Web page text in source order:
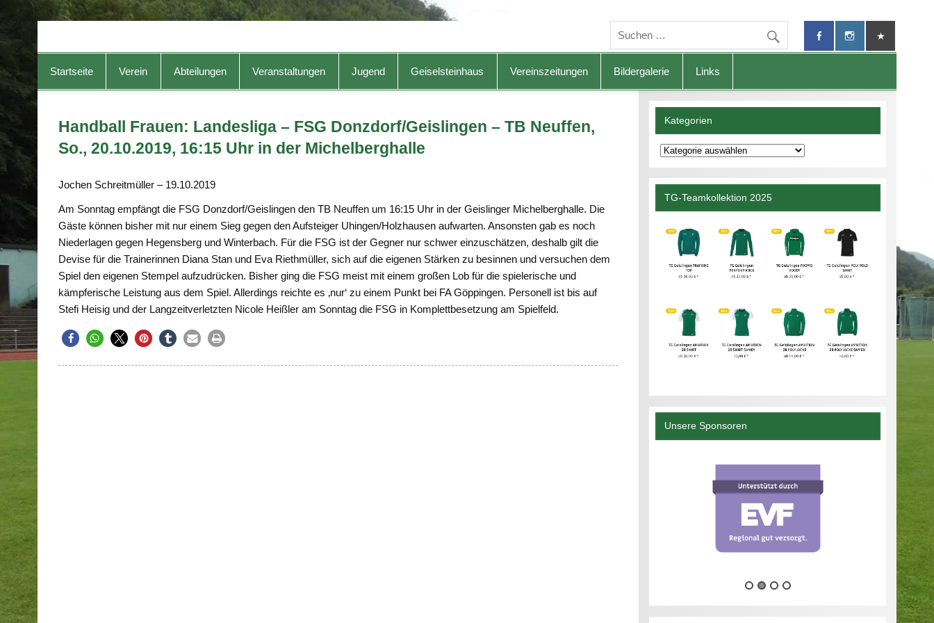
Startseite Verein Abteilungen Veranstaltungen Jugend Geiselsteinhaus Vereinszeitungen Bildergalerie Links
Handball Frauen: Landesliga – FSG Donzdorf/Geislingen – TB Neuffen,
So., 20.10.2019, 16:15 Uhr in der Michelberghalle
Jochen Schreitmüller – 19.10.2019
Am Sonntag empfängt die FSG Donzdorf/Geislingen den TB Neuffen um 16:15 Uhr in der Geislinger Michelberghalle. Die
Gäste können bisher mit nur einem Sieg gegen den Aufsteiger Uhingen/Holzhausen aufwarten. Ansonsten gab es noch
Niederlagen gegen Hegensberg und Winterbach. Für die FSG ist der Gegner nur schwer einzuschätzen, deshalb gilt die
Devise für die Trainerinnen Diana Stan und Eva Riethmüller, sich auf die eigenen Stärken zu besinnen und versuchen dem
Spiel den eigenen Stempel aufzudrücken. Bisher ging die FSG meist mit einem großen Lob für die spielerische und
kämpferische Leistung aus dem Spiel. Allerdings reichte es ‚nur‘ zu einem Punkt bei FA Göppingen. Personell ist bis auf
Stefi Heisig und der Langzeitverletzten Nicole Heißler am Sonntag die FSG in Komplettbesetzung am Spielfeld.
Kategorien
Kategorien
TG-Teamkollektion 2025
Unsere Sponsoren